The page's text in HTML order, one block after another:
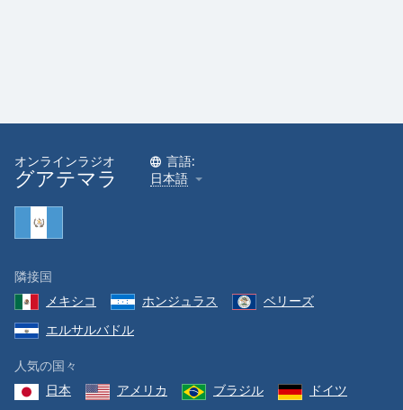
オンラインラジオ
グアテマラ
言語:
日本語
隣接国
メキシコ
ホンジュラス
ベリーズ
エルサルバドル
人気の国々
日本
アメリカ ブラジル ドイツ